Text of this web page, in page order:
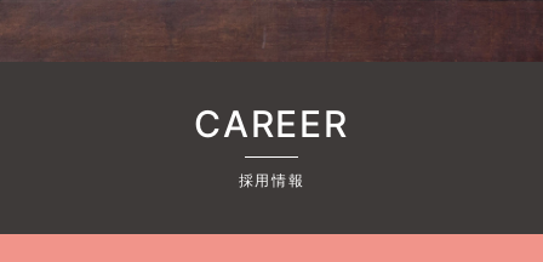
CAREER
採用情報